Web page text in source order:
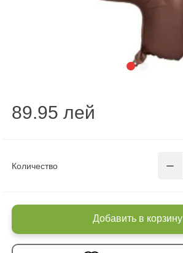
Количество
89.95 лей
Добавить в корзину